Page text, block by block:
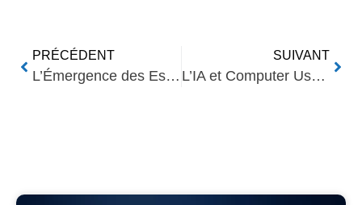
PRÉCÉDENT
L’Émergence des Essaims de Drones Autonomes basés sur l’IA
SUIVANT
L’IA et Computer Use : Enjeux, Opportunités et Défis